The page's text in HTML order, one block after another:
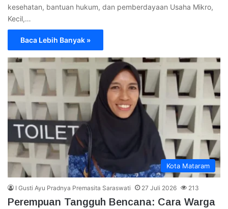
kesehatan, bantuan hukum, dan pemberdayaan Usaha Mikro,
Kecil,…
Baca Lebih Banyak »
Kota Mataram
I Gusti Ayu Pradnya Premasita Saraswati 27 Juli 2026 213
Perempuan Tangguh Bencana: Cara Warga